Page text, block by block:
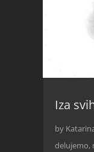
Iza
by
delujemo,